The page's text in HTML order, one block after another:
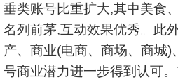
垂类账号比重扩大,其中美食
名列前茅,互动效果优秀。此
产、商业(电商、商场、商城)
号商业潜力进一步得到认可